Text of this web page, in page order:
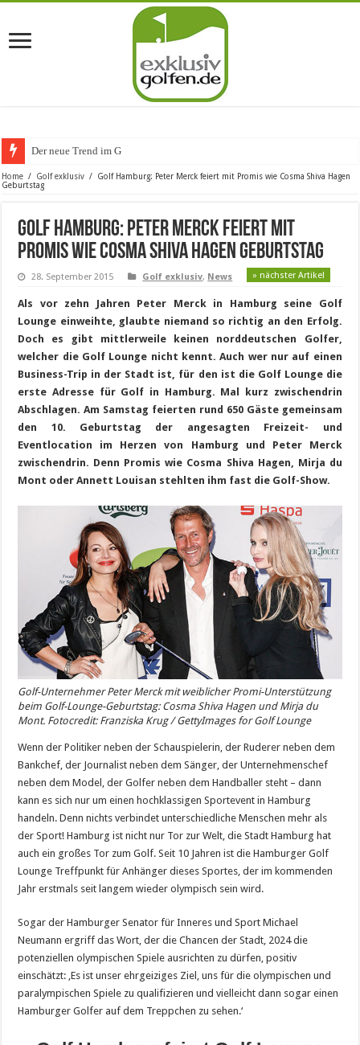
Der neue Trend im Golfurlaub: W
Home / Golf exklusiv /
Golf Hamburg: Peter Merck feiert mit Promis wie Cosma Shiva Hagen
Geburtstag
Golf Hamburg: Peter Merck feiert mit
Promis wie Cosma Shiva Hagen Geburtstag
28. September 2015 Golf exklusiv, News » nächster Artikel
Als vor zehn Jahren Peter Merck in Hamburg seine Golf
Lounge einweihte, glaubte niemand so richtig an den Erfolg.
Doch es gibt mittlerweile keinen norddeutschen Golfer,
welcher die Golf Lounge nicht kennt. Auch wer nur auf einen
Business-Trip in der Stadt ist, für den ist die Golf Lounge die
erste Adresse für Golf in Hamburg. Mal kurz zwischendrin
Abschlagen. Am Samstag feierten rund 650 Gäste gemeinsam
den 10. Geburtstag der angesagten Freizeit- und
Eventlocation im Herzen von Hamburg und Peter Merck
zwischendrin. Denn Promis wie Cosma Shiva Hagen, Mirja du
Mont oder Annett Louisan stehlten ihm fast die Golf-Show.
Golf-Unternehmer Peter Merck mit weiblicher Promi-Unterstützung
beim Golf-Lounge-Geburtstag: Cosma Shiva Hagen und Mirja du
Mont. Fotocredit: Franziska Krug / GettyImages for Golf Lounge
Wenn der Politiker neben der Schauspielerin, der Ruderer neben dem
Bankchef, der Journalist neben dem Sänger, der Unternehmenschef
neben dem Model, der Golfer neben dem Handballer steht – dann
kann es sich nur um einen hochklassigen Sportevent in Hamburg
handeln. Denn nichts verbindet unterschiedliche Menschen mehr als
der Sport!Hamburg ist nicht nur Tor zur Welt, die Stadt Hamburg hat
auch ein großes Tor zum Golf. Seit 10 Jahren ist die Hamburger Golf
Lounge Treffpunkt für Anhänger dieses Sportes, der im kommenden
Jahr erstmals seit langem wieder olympisch sein wird.
Sogar der Hamburger Senator für Inneres und Sport Michael
Neumann ergriff das Wort, der die Chancen der Stadt, 2024 die
potenziellen olympischen Spiele ausrichten zu dürfen, positiv
einschätzt: ‚Es ist unser ehrgeiziges Ziel, uns für die olympischen und
paralympischen Spiele zu qualifizieren und vielleicht dann sogar einen
Hamburger Golfer auf dem Treppchen zu sehen.‘